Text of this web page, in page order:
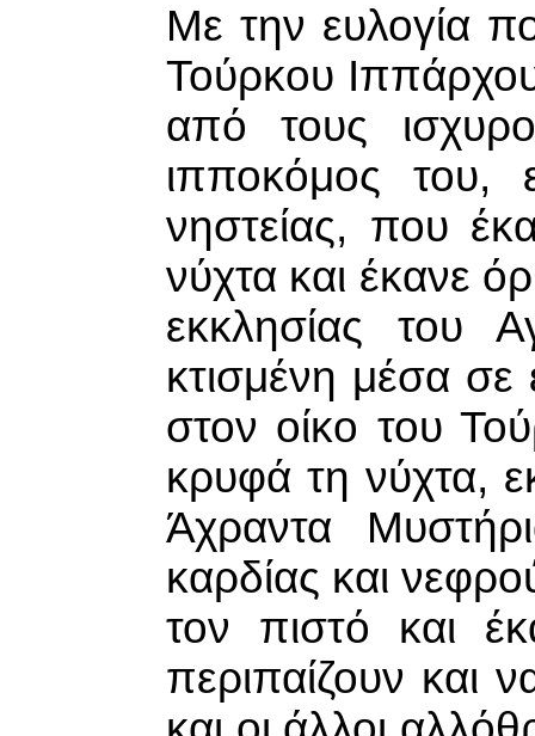
Με την ευλογία
Τούρκου
από τους
ιπποκόμος του,
νηστείας, που
νύχτα και έκανε
εκκλησίας του
κτισμένη μέσα σε
στον οίκο του
κρυφά τη νύχτα,
Άχραντα
καρδίας και
τον πιστό και
περιπαίζουν και